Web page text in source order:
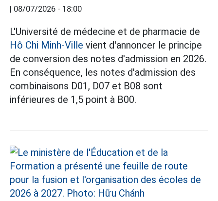
| 08/07/2026 - 18:00
L'Université de médecine et de pharmacie de
Hô Chi Minh-Ville vient d'annoncer le principe
de conversion des notes d'admission en 2026.
En conséquence, les notes d'admission des
combinaisons D01, D07 et B08 sont
inférieures de 1,5 point à B00.